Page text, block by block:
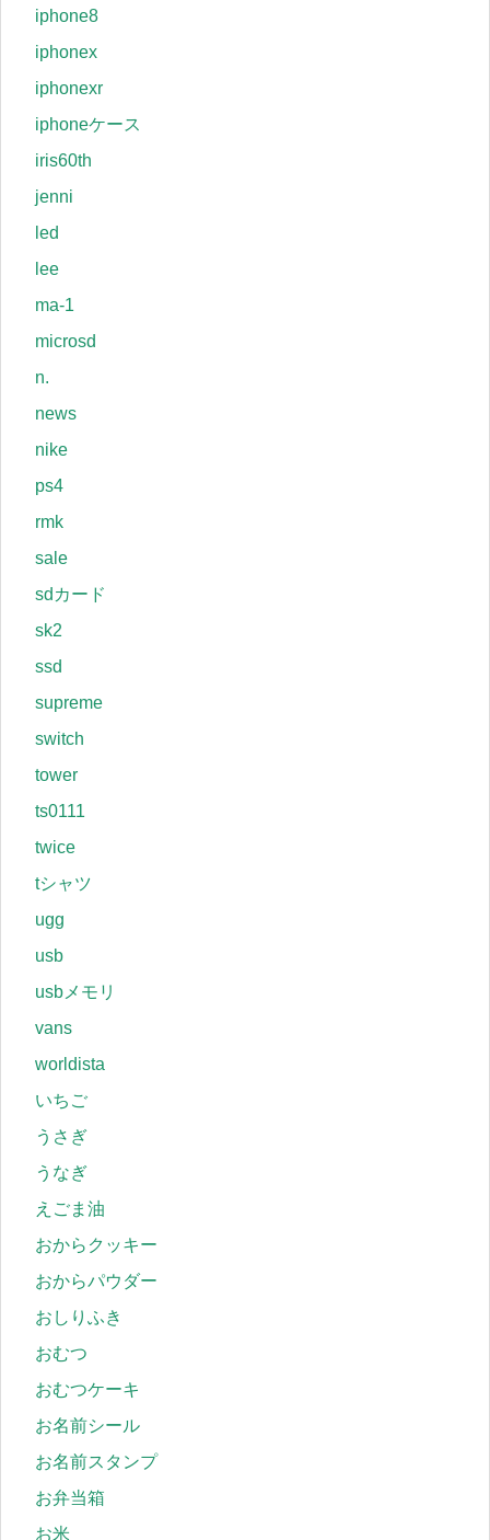
iphone8
iphonex
iphonexr
iphoneケース
iris60th
jenni
led
lee
ma-1
microsd
n.
news
nike
ps4
rmk
sale
sdカード
sk2
ssd
supreme
switch
tower
ts0111
twice
tシャツ
ugg
usb
usbメモリ
vans
worldista
いちご
うさぎ
うなぎ
えごま油
おからクッキー
おからパウダー
おしりふき
おむつ
おむつケーキ
お名前シール
お名前スタンプ
お弁当箱
お米